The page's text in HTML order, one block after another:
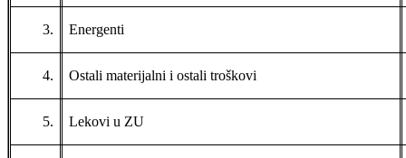
3. Energenti
4. Ostali materijalni i ostali troškovi
5. Lekovi u ZU